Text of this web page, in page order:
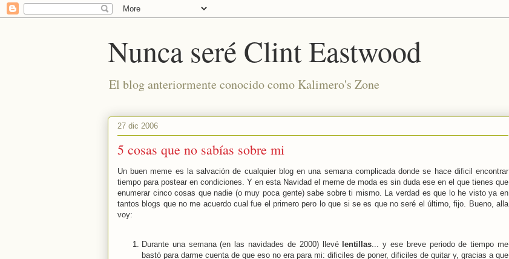
Nunca seré Clint Eastwood
El blog anteriormente conocido como Kalimero's Zone
27 dic 2006
5 cosas que no sabías sobre mi
Un buen meme es la salvación de cualquier blog en una semana complicada donde se hace dificil encontrar
tiempo para postear en condiciones. Y en esta Navidad el meme de moda es sin duda ese en el que tienes que
enumerar cinco cosas que nadie (o muy poca gente) sabe sobre ti mismo. La verdad es que lo he visto ya en
tantos blogs que no me acuerdo cual fue el primero pero lo que si se es que no seré el último, fijo. Bueno, alla
voy:
Durante una semana (en las navidades de 2000) llevé lentillas... y ese breve periodo de tiempo me
bastó para darme cuenta de que eso no era para mi: dificiles de poner, dificiles de quitar y, gracias a que